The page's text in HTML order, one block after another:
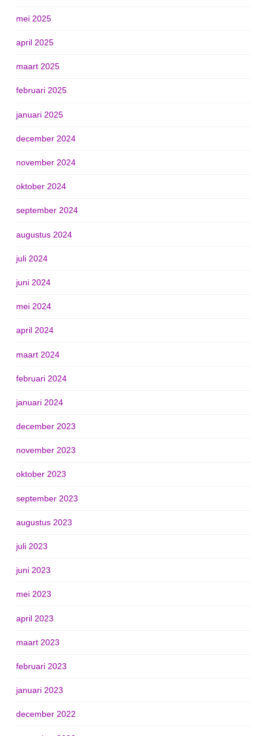
mei 2025
april 2025
maart 2025
februari 2025
januari 2025
december 2024
november 2024
oktober 2024
september 2024
augustus 2024
juli 2024
juni 2024
mei 2024
april 2024
maart 2024
februari 2024
januari 2024
december 2023
november 2023
oktober 2023
september 2023
augustus 2023
juli 2023
juni 2023
mei 2023
april 2023
maart 2023
februari 2023
januari 2023
december 2022